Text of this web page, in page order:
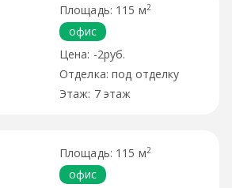
115 м2
офис
-2руб.
под отделку
7 этаж
115 м2
офис